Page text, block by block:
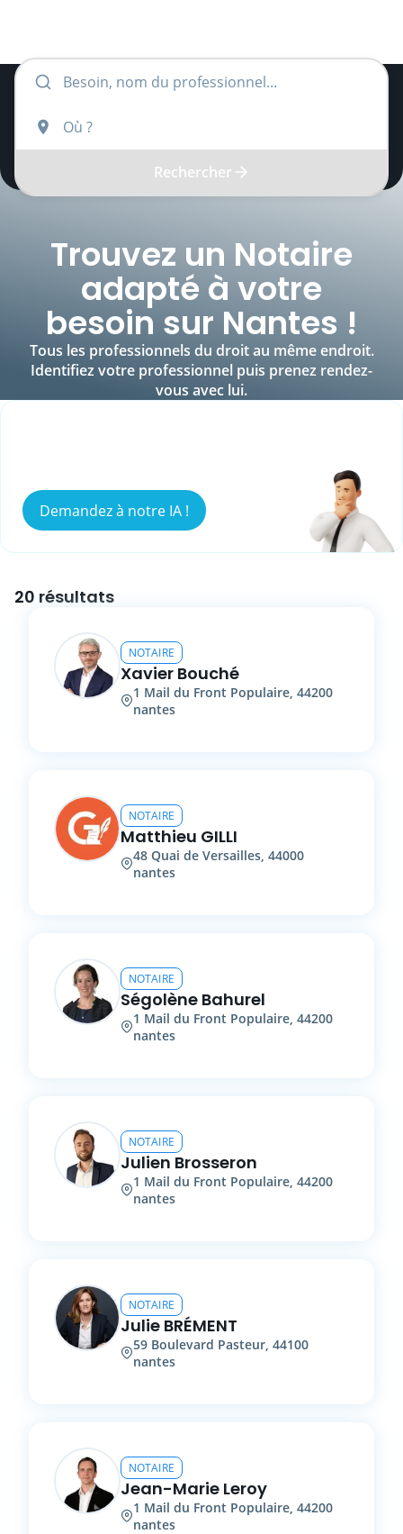
Rechercher
Trouvez un Notaire
adapté à votre
besoin sur Nantes !
Tous les professionnels du droit au même endroit.
Identifiez votre professionnel puis prenez rendez-
vous avec lui.
Demandez à notre IA !
20 résultats
NOTAIRE
Xavier Bouché
1 Mail du Front Populaire, 44200
nantes
NOTAIRE
Matthieu GILLI
48 Quai de Versailles, 44000
nantes
NOTAIRE
Ségolène Bahurel
1 Mail du Front Populaire, 44200
nantes
NOTAIRE
Julien Brosseron
1 Mail du Front Populaire, 44200
nantes
NOTAIRE
Julie BRÉMENT
59 Boulevard Pasteur, 44100
nantes
NOTAIRE
Jean-Marie Leroy
1 Mail du Front Populaire, 44200
nantes